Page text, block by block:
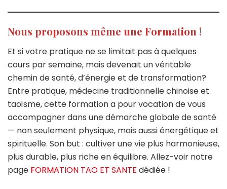
Nous proposons même une Formation !
Et si votre pratique ne se limitait pas à quelques
cours par semaine, mais devenait un véritable
chemin de santé, d’énergie et de transformation?
Entre pratique, médecine traditionnelle chinoise et
taoïsme, cette formation a pour vocation de vous
accompagner dans une démarche globale de santé
— non seulement physique, mais aussi énergétique et
spirituelle. Son but : cultiver une vie plus harmonieuse,
plus durable, plus riche en équilibre. Allez-voir notre
page FORMATION TAO ET SANTE dédiée !